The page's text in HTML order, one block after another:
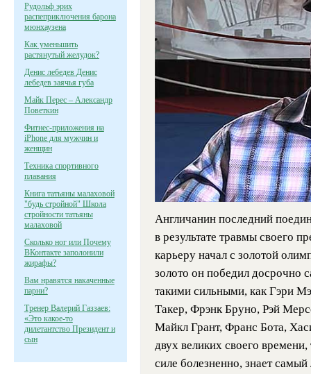
Рудольф эрих
распеприключения барона
мюнхаузена
Как уменьшить
растянутый желудок?
Денис лебедев Денис
лебедев заячья губа
Майк Перес – Александр
Поветкин
Фитнес-приложения на
iPhone для мужчин и
женщин
Техника спортивного
плавания
Книга татьяны малаховой
"будь стройной" Школа
стройности татьяны
малаховой
Сколько ног или Почему
ВКонтакте заполонили
жирафы?
Вам нравятся накаченные
парни?
Тренер Валерий Газзаев:
«Это какое-то
дилетантство Президент и
сын
Англичанин последний
в результате травмы своего
карьеру начал с золотой
золото он победил досрочно
такими сильными, как Гэри
Такер, Фрэнк Бруно, Рэй
Майкл Грант, Франс Бота,
двух великих своего
силе болезненно, знает